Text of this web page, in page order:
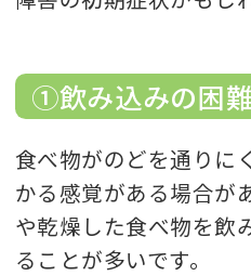
①飲み込みの困
食べ物がのどを通りに
かる感覚がある場合が
や乾燥した食べ物を飲
ることが多いです。